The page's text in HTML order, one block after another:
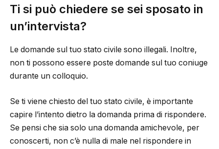
Ti si può chiedere se sei sposato in
un’intervista?
Le domande sul tuo stato civile sono illegali. Inoltre,
non ti possono essere poste domande sul tuo coniuge
durante un colloquio.
Se ti viene chiesto del tuo stato civile, è importante
capire l’intento dietro la domanda prima di rispondere.
Se pensi che sia solo una domanda amichevole, per
conoscerti, non c’è nulla di male nel rispondere in